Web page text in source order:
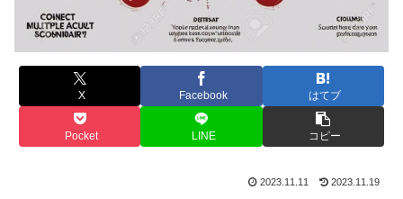
X Facebook はてブ
Pocket LINE コピー
2023.11.11 2023.11.19